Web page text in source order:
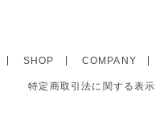
SHOP COMPANY
特定商取引法に関する表示